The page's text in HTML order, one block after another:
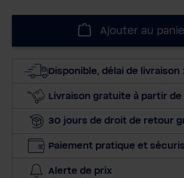
Ajouter au
Disponible, délai de livraison
Livraison gratuite à partir de
30 jours de droit de retour
Paiement pratique et
Alerte de prix